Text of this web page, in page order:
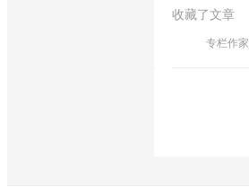
收藏了文章
专栏作家